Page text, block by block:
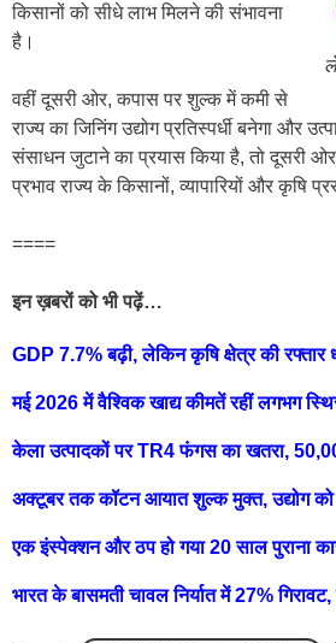
किसानों को सीधे लाभ मिलने की संभावना
है।
वहीं दूसरी ओर, कपास पर शुल्क में कमी से
राज्य का जिनिंग उद्योग प्रतिस्पर्धी बनेगा
संसाधन जुटाने का प्रयास किया है, तो दूसरी
प्रभाव राज्य के किसानों, व्यापारियों और कृषि
====
इन ख़बरों को भी पढ़ें…
GDP 7.7% बढ़ी, लेकिन कृषि क्षेत्र की
मई 2026 में वैश्विक खाद्य कीमतें रहीं लगभग
केला उत्पादकों पर TR4 फंगस का खतरा,
अक्टूबर तक कॉटन आयात शुल्क मुक्त, उद्योग को
एक इंस्पेक्शन और ठप हो गया 20 साल पुराना
भारत के बासमती चावल निर्यात में 27% गिरावट,